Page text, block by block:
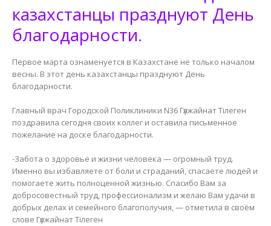
казахстанцы празднуют День
благодарности.
Первое марта ознаменуется в Казахстане не только началом
весны. В этот день казахстанцы празднуют День
благодарности.
Главный врач Городской Поликлиники N36 Гүлжайнат Тілеген
поздравила сегодня своих коллег и оставила письменное
пожелание на доске благодарности.
-Забота о здоровье и жизни человека — огромный труд.
Именно вы избавляете от боли и страданий, спасаете людей и
помогаете жить полноценной жизнью. Спасибо Вам за
добросовестный труд, профессионализм и желаю Вам удачи в
добрых делах и семейного благополучия, — отметила в своём
слове Гүлжайнат Тілеген